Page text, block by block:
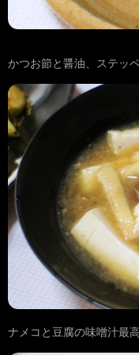
かつお節と醤油、ステッ
ナメコと豆腐の味噌汁最高